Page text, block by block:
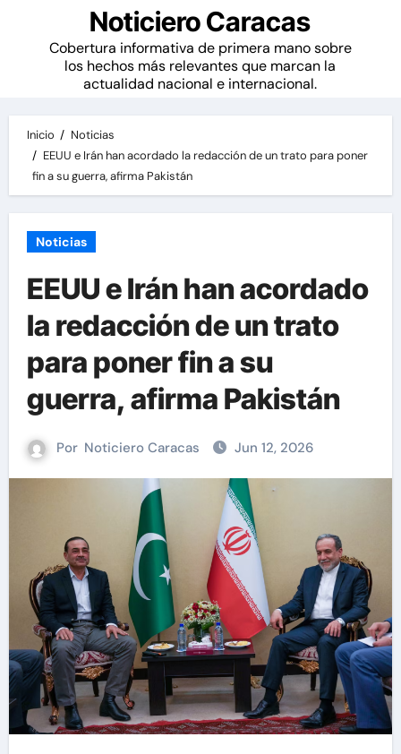
Noticiero Caracas
Cobertura informativa de primera mano sobre
los hechos más relevantes que marcan la
actualidad nacional e internacional.
Inicio
Noticias
EEUU e Irán han acordado la redacción de un trato para poner
fin a su guerra, afirma Pakistán
Noticias
EEUU e Irán han acordado
la redacción de un trato
para poner fin a su
guerra, afirma Pakistán
Por Noticiero Caracas Jun 12, 2026